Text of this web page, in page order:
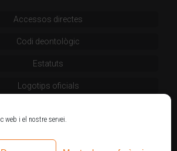
web i el nostre servei.
Accessos directes
Codi deontològic
Estatuts
Logotips oficials